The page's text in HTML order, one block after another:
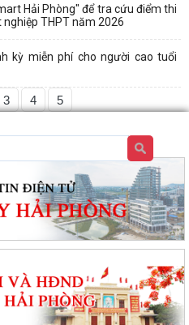
Hải Phòng" để tra cứu điểm thi
THPT năm 2026
kỳ miễn phí cho người cao tuổi
3 4 5